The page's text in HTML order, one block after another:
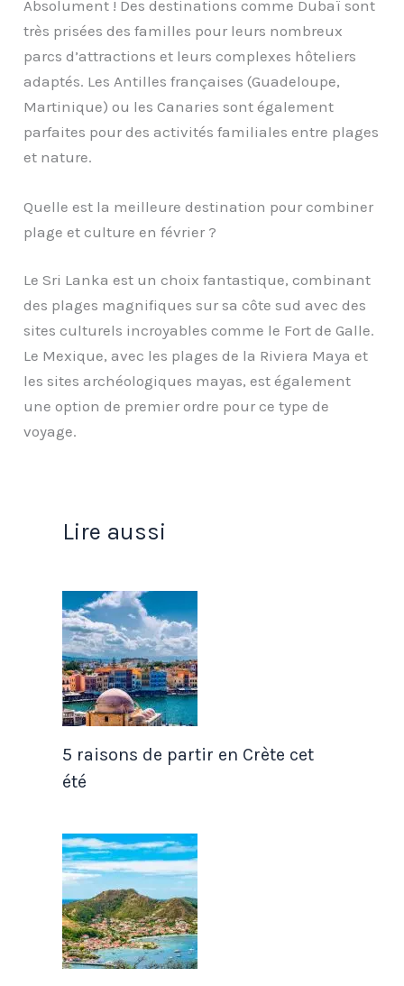
Absolument ! Des destinations comme Dubaï sont
très prisées des familles pour leurs nombreux
parcs d’attractions et leurs complexes hôteliers
adaptés. Les Antilles françaises (Guadeloupe,
Martinique) ou les Canaries sont également
parfaites pour des activités familiales entre plages
et nature.
Quelle est la meilleure destination pour combiner
plage et culture en février ?
Le Sri Lanka est un choix fantastique, combinant
des plages magnifiques sur sa côte sud avec des
sites culturels incroyables comme le Fort de Galle.
Le Mexique, avec les plages de la Riviera Maya et
les sites archéologiques mayas, est également
une option de premier ordre pour ce type de
voyage.
Lire aussi
5 raisons de partir en Crète cet
été